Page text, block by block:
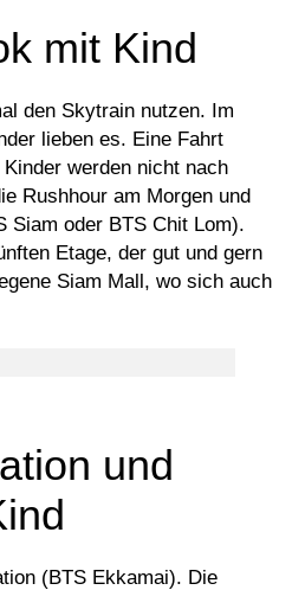
mit Kind
den Skytrain nutzen. Im
lieben es. Eine Fahrt
werden nicht nach
Rushhour am Morgen und
Siam oder BTS Chit Lom).
Etage, der gut und gern
Siam Mall, wo sich auch
und
(BTS Ekkamai). Die